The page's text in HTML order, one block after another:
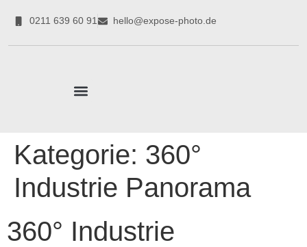
0211 639 60 91 hello@expose-photo.de
Kategorie: 360°
Industrie Panorama
360° Industrie